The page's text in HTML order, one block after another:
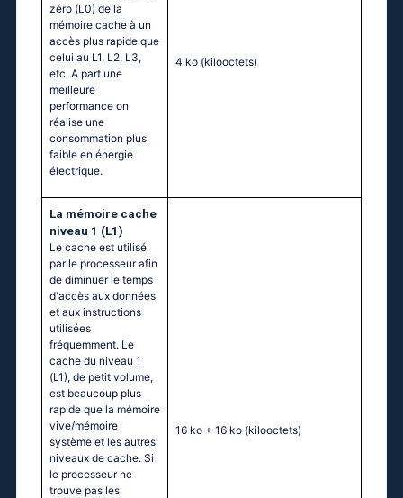
zéro (L0) de la
mémoire cache à un
accès plus rapide que
celui au L1, L2, L3,
etc. A part une
meilleure
performance on
réalise une
consommation plus
faible en énergie
électrique.
4 ko (kilooctets)
La mémoire cache
niveau 1 (L1)
Le cache est utilisé
par le processeur afin
de diminuer le temps
d'accès aux données
et aux instructions
utilisées
fréquemment. Le
cache du niveau 1
(L1), de petit volume,
est beaucoup plus
rapide que la mémoire
vive/mémoire
système et les autres
niveaux de cache. Si
le processeur ne
trouve pas les
16 ko + 16 ko (kilooctets)